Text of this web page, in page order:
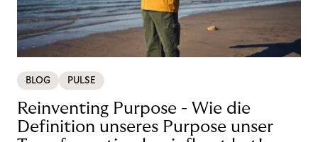
BLOG PULSE
Reinventing Purpose - Wie die
Definition unseres Purpose unser